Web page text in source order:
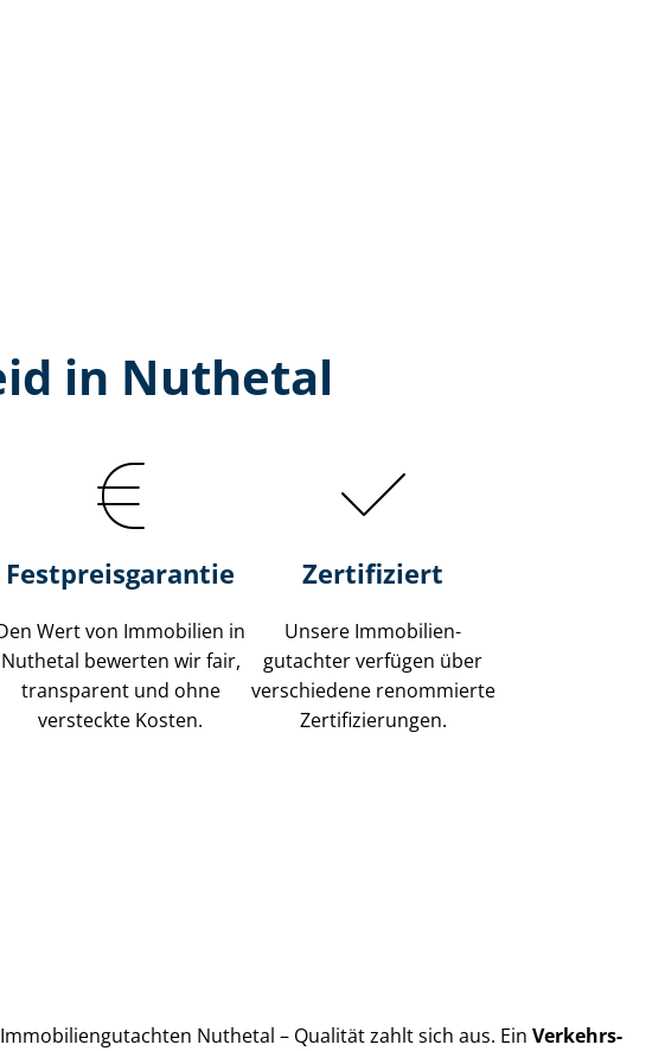
in Nuthetal
Festpreis​garantie
Wert von Immobilien in
Nuthetal bewerten wir fair,
transparent und ohne
versteckte Kosten.
Zertifiziert
Unsere Immobilien­
gutachter verfügen über
verschiedene renommierte
Zer­ti­fi­zie­run­gen.
Nuthetal – Qualität zahlt sich aus. Ein Ver­kehrs­